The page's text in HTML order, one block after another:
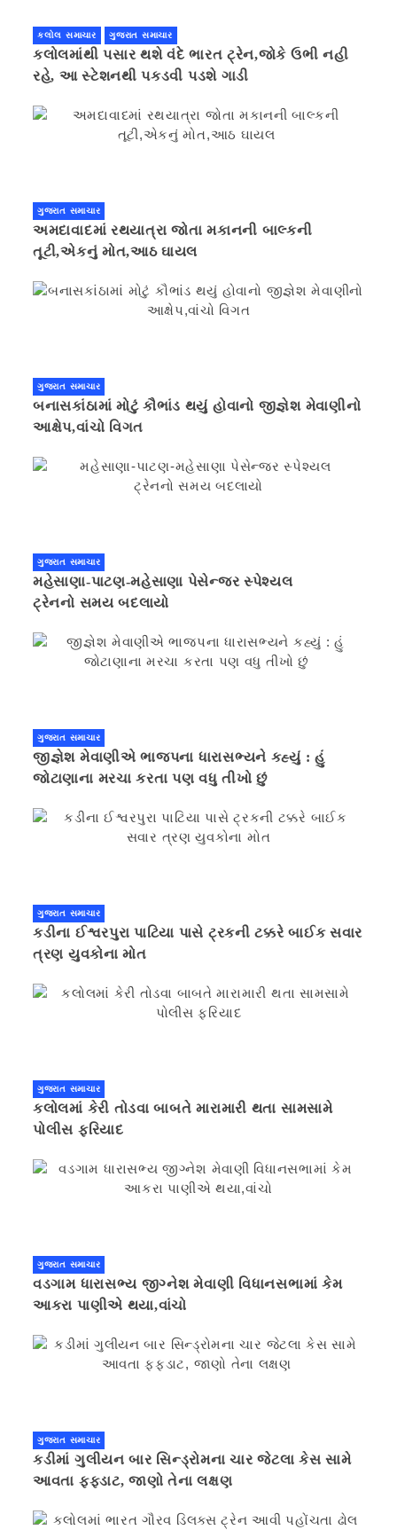
કલોલ સમાચાર ગુજરાત સમાચાર
કલોલમાંથી પસાર થશે વંદે ભારત ટ્રેન,જોકે ઉભી નહી
રહે, આ સ્ટેશનથી પકડવી પડશે ગાડી
ગુજરાત સમાચાર
અમદાવાદમાં રથયાત્રા જોતા મકાનની બાલ્કની
તૂટી,એકનું મોત,આઠ ઘાયલ
ગુજરાત સમાચાર
બનાસકાંઠામાં મોટું કૌભાંડ થયું હોવાનો જીજ્ઞેશ મેવાણીનો
આક્ષેપ,વાંચો વિગત
ગુજરાત સમાચાર
મહેસાણા-પાટણ-મહેસાણા પેસેન્જર સ્પેશ્યલ
ટ્રેનનો સમય બદલાયો
ગુજરાત સમાચાર
જીજ્ઞેશ મેવાણીએ ભાજપના ધારાસભ્યને કહ્યું : હું
જોટાણાના મરચા કરતા પણ વધુ તીખો છું
ગુજરાત સમાચાર
કડીના ઈશ્વરપુરા પાટિયા પાસે ટ્રકની ટક્કરે બાઈક સવાર
ત્રણ યુવકોના મોત
ગુજરાત સમાચાર
કલોલમાં કેરી તોડવા બાબતે મારામારી થતા સામસામે
પોલીસ ફરિયાદ
ગુજરાત સમાચાર
વડગામ ધારાસભ્ય જીગ્નેશ મેવાણી વિધાનસભામાં કેમ
આકરા પાણીએ થયા,વાંચો
ગુજરાત સમાચાર
કડીમાં ગુલીયન બાર સિન્ડ્રોમના ચાર જેટલા કેસ સામે
આવતા ફફડાટ, જાણો તેના લક્ષણ